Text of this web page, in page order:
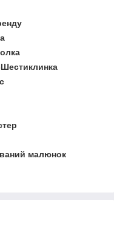
Шестиклинка
малюнок